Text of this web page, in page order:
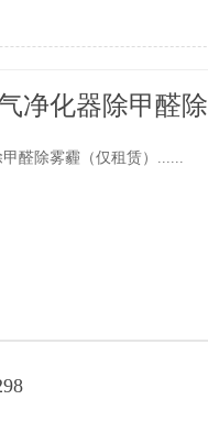
醛除雾霾（仅租赁）......